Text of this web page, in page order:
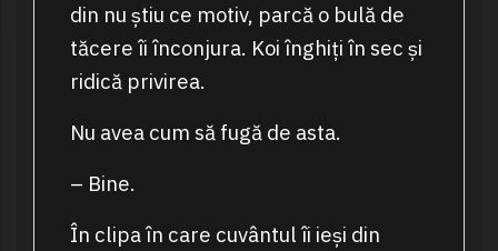
din nu știu ce motiv, parcă o bulă de
tăcere îi înconjura. Koi înghiți în sec și
ridică privirea.
Nu avea cum să fugă de asta.
– Bine.
În clipa în care cuvântul îi ieși din